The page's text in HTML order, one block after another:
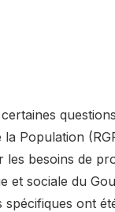
Population
besoins de
et sociale du
ont